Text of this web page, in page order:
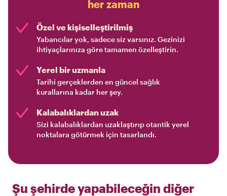
her zaman
Özel ve kişiselleştirilmiş
Yabancılar yok, sadece siz varsınız. Gezinizi
ihtiyaçlarınıza göre tamamen özelleştirin.
Yerel bir uzmanla
Tarihi gerçeklerden en güncel sağlık
kurallarına kadar her şey.
Kalabalıklardan uzak
Sizi kalabalıklardan uzaklaştırıp otantik yerel
noktalara götürmek için tasarlandı.
Şu şehirde yapabileceğin diğer